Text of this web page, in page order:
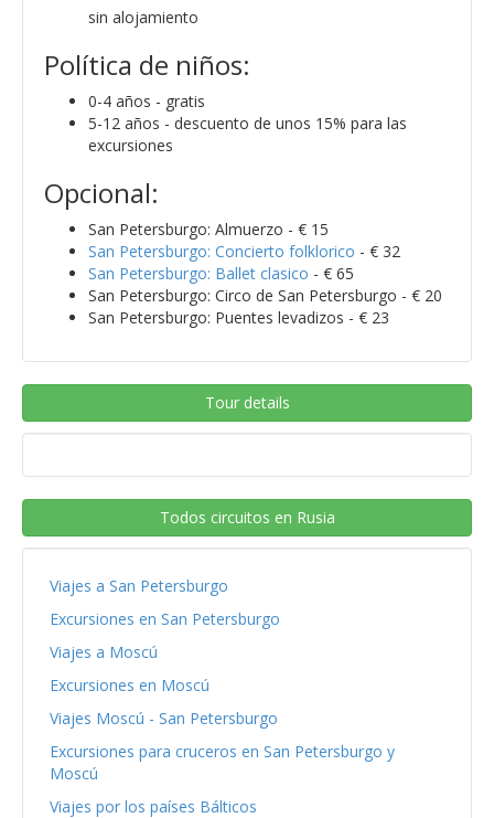
sin alojamiento
Política de niños:
0-4 años - gratis
5-12 años - descuento de unos 15% para las
excursiones
Opcional:
San Petersburgo: Almuerzo - € 15
San Petersburgo: Concierto folklorico - € 32
San Petersburgo: Ballet clasico - € 65
San Petersburgo: Circo de San Petersburgo - € 20
San Petersburgo: Puentes levadizos - € 23
Tour details
Todos circuitos en Rusia
Viajes a San Petersburgo
Excursiones en San Petersburgo
Viajes a Moscú
Excursiones en Moscú
Viajes Moscú - San Petersburgo
Excursiones para cruceros en San Petersburgo y
Moscú
Viajes por los países Bálticos